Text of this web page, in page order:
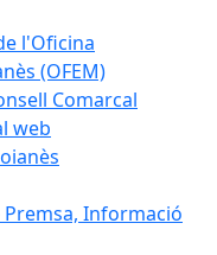
l'Oficina
(OFEM)
Comarcal
web
Informació